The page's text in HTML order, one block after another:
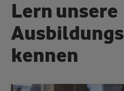
Lern unsere
Ausbildungs
kennen